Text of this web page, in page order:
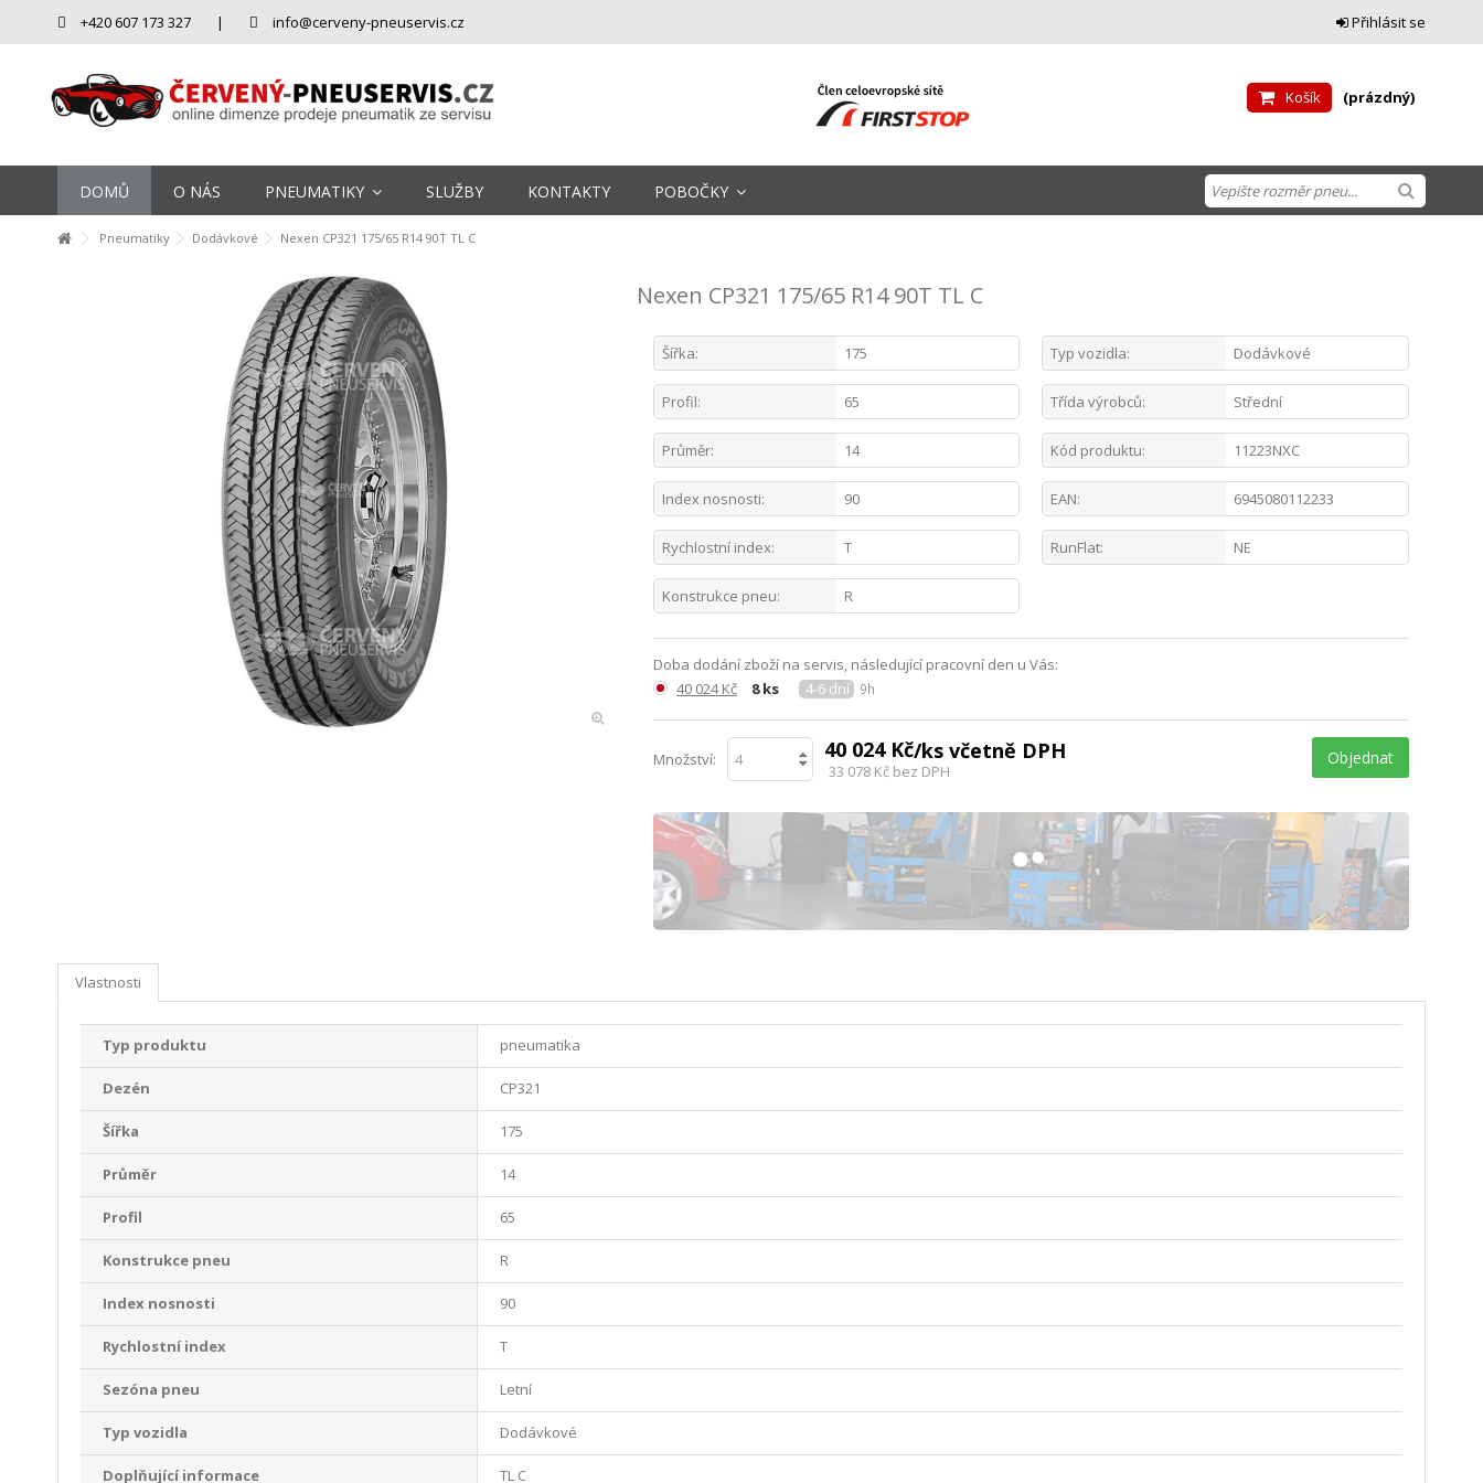
Přihlásit se
+420 607 173 327 | info@cerveny-pneuservis.cz
Košík (prázdný)
DOMŮ O NÁS PNEUMATIKY SLUŽBY KONTAKTY POBOČKY
Pneumatiky Dodávkové Nexen CP321 175/65 R14 90T TL C
Nexen CP321 175/65 R14 90T TL C
Šířka: 175 Typ vozidla: Dodávkové
Profil: 65 Třída výrobců: Střední
Průměr: 14 Kód produktu: 11223NXC
Index nosnosti: 90 EAN: 6945080112233
Rychlostní index: T RunFlat: NE
Konstrukce pneu: R
Doba dodání zboží na servis, následující pracovní den u Vás:
40 024 Kč
8 ks 4-6 dní 9h
Objednat
Množství: 40 024 Kč/ks včetně DPH
33 078 Kč bez DPH
Vlastnosti
Typ produktu pneumatika
Dezén CP321
Šířka 175
Průměr 14
Profil 65
Konstrukce pneu R
Index nosnosti 90
Rychlostní index T
Sezóna pneu Letní
Typ vozidla Dodávkové
Doplňující informace TL C